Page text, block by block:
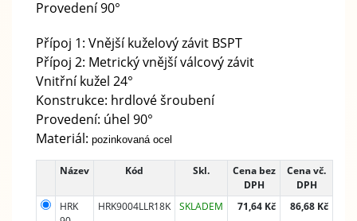
Provedení 90°
Přípoj 1: Vnější kuželový závit BSPT
Přípoj 2: Metrický vnější válcový závit
Vnitřní kužel 24°
Konstrukce: hrdlové šroubení
Provedení: úhel 90°
Materiál: pozinkovaná ocel
Název Kód Skl.
Cena bez
DPH
Cena vč.
DPH
HRK
HRK9004LLR18K SKLADEM 71,64 Kč 86,68 Kč